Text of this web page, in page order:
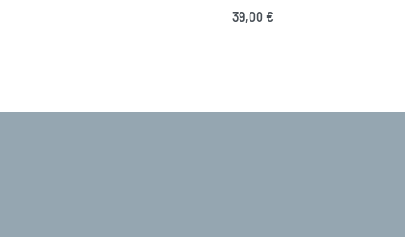
39,00€